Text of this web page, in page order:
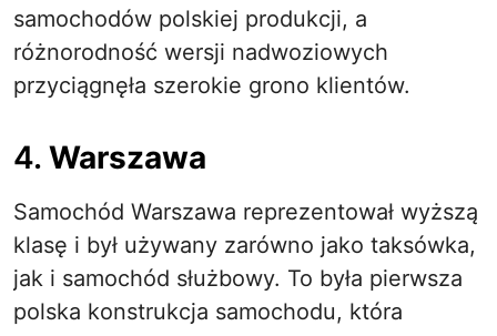
samochodów polskiej produkcji, a
różnorodność wersji nadwoziowych
przyciągnęła szerokie grono klientów.
4. Warszawa
Samochód Warszawa reprezentował wyższą
klasę i był używany zarówno jako taksówka,
jak i samochód służbowy. To była pierwsza
polska konstrukcja samochodu, która